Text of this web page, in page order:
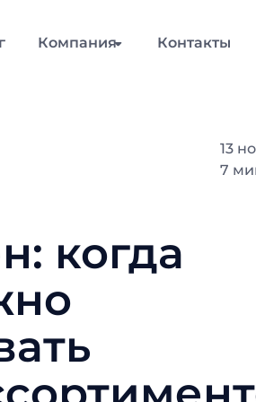
Компания Контакты
13
7
когда